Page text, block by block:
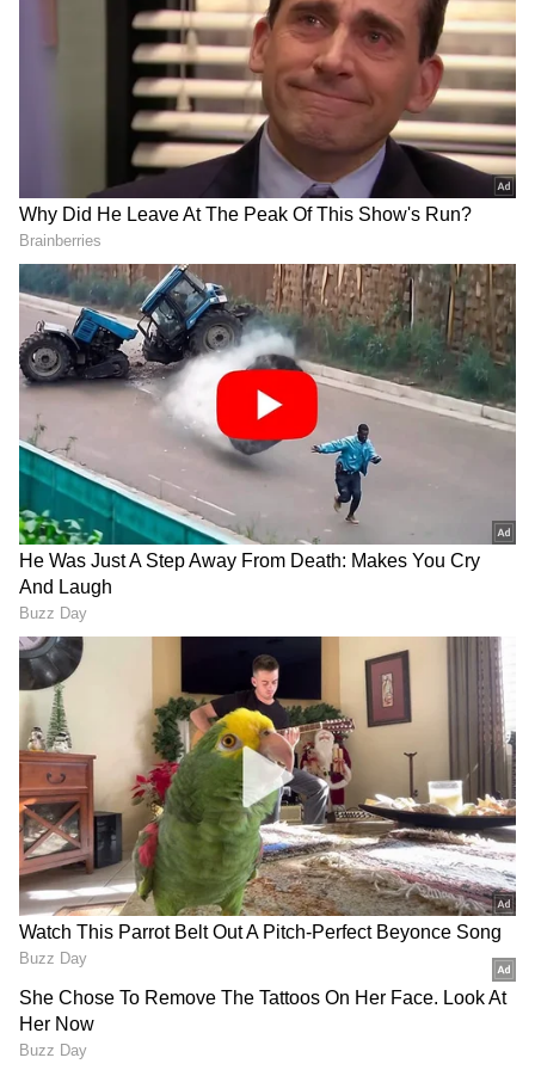
Related Articles
CM DK Shivakumar: ಸಿಎಂ ಖುರ್ಚಿ ನನ್ನದಲ್ಲ,
ನಿಮ್ಮದು, ಅಪಾರ ಅನುಭವ ಭಂಡಾರದಲ್ಲಿ
ಮುಳುಗೆದ್ದಿರುವ ನಾನು ಜನ ಕಲ್ಯಾಣಕ್ಕೆ ದುಡಿವೆ
BK Hariprasad: ಸಚಿವ ಸ್ಥಾನ ಬಯಸಿದ್ದ ಹಿರಿಯ
ನಾಯಕ ಕೆಪಿಸಿಸಿ ಅಧ್ಯಕ್ಷರಾಗಿದ್ದು ಹೇಗೆ? ಒಕ್ಕಲಿಗ
ಸಿಎಂ+ಓಬಿಸಿ ಅಧ್ಯಕ್ಷ, ಏನಿದು ಹೈಕಮಾಂಡ್ ಸೂತ್ರ?
ಪತ್ರಿಕೆ. ದೇಶ, ವಿದೇಶ, ವಾಣಿಜ್ಯ, ಕ್ರೀಡೆ, ಮನೋರಂಜನೆ ಸೇರಿ
ವೈವಿಧ್ಯಮಯ ಸುದ್ದಿಗಳ ಹೂರಣ ಹೊತ್ತು ತರುವ ಕನ್ನಡಪ್ರಭ,
ಕನ್ನಡಿಗರ ಅಸ್ಮಿತೆಯ ಸಂಕೇತ. ಸದಾ ಕರುನಾಡು, ನುಡಿ, ಸಂಸ್ಕೃತಿ
ಪರ ಧ್ವನಿ ಎತ್ತುವ ಕನ್ನಡಪ್ರಭ ದಿನ ಪತ್ರಿಕೆಯಲ್ಲಿ ಪ್ರಕಟಗೊಳ್ಳುವ
ಸುದ್ದಿಗಳು ಸುವರ್ಣ ನ್ಯೂಸ್ ವೆಬ್‌ಸೈಟಲ್ಲೂ ಲಭ್ಯ.
ಡಿ.ಕೆ. ಶಿವಕುಮಾರ್ ರಾಜಕೀಯ ಸುದ್ದಿ ಮಂತ್ರಿಮಂಡಲ ಸಭೆ
DOWNLOAD APP
RECOMMENDED STORIES
BK Hariprasad: ಸಚಿವ ಸ್ಥಾನ
ಬಯಸಿದ್ದ ಹಿರಿಯ ನಾಯಕ
ಒಕ್ಕಲಿಗ ಸಿಎಂ+ಓಬಿಸಿ ಅಧ್ಯಕ್ಷ,
ಏನಿದು ಹೈಕಮಾಂಡ್ ಸೂತ್ರ?
CM DK Shivakumar: ಸಿಎಂ
ಖುರ್ಚಿ ನನ್ನದಲ್ಲ, ನಿಮ್ಮದು, ಅಪಾರ
ಮುಳುಗೆದ್ದಿರುವ ನಾನು ಜನ